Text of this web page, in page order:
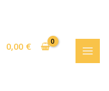
0,00 €